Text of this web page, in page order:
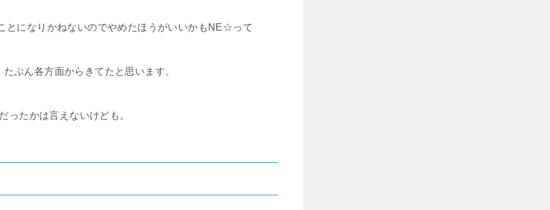
とになりかねないのでやめたほうがいいかもNE☆って
ぶん各方面からきてたと思います。
ったかは言えないけども。